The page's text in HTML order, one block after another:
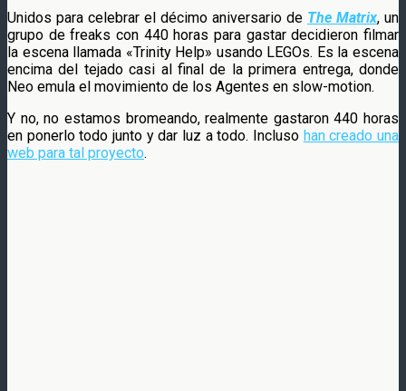
Unidos para celebrar el décimo aniversario de The Matrix, un
grupo de freaks con 440 horas para gastar decidieron filmar
la escena llamada «Trinity Help» usando LEGOs. Es la escena
encima del tejado casi al final de la primera entrega, donde
Neo emula el movimiento de los Agentes en slow-motion.
Y no, no estamos bromeando, realmente gastaron 440 horas
en ponerlo todo junto y dar luz a todo. Incluso han creado una
web para tal proyecto.